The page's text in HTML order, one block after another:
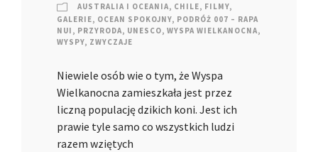
AUSTRALIA I OCEANIA, CHILE, FILMY,
GALERIE, OCEAN SPOKOJNY, PODRÓŻ 007 – RAPA
NUI , PRZYRODA, UNESCO, WYSPA WIELKANOCNA,
WYSPY, ZWYCZAJE
Niewiele osób wie o tym, że Wyspa
Wielkanocna zamieszkała jest przez
liczną populację dzikich koni. Jest ich
prawie tyle samo co wszystkich ludzi
razem wziętych